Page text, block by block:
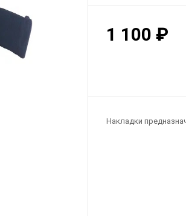
1 100 ₽
Накладки